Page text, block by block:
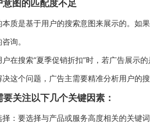
图的匹配度不足
质是基于用户的搜索意图来展示的。如
询。
在搜索“夏季促销折扣”时，若广告展示
这个问题，广告主需要精准分析用户的
关注以下几个关键因素：
：要选择与产品或服务高度相关的关键